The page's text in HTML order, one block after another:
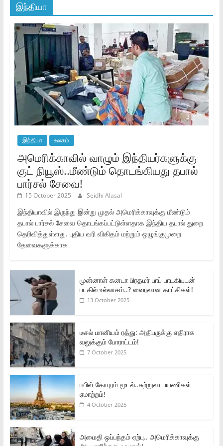
இந்தியா
இந்தியா உலகம்
அமெரிக்காவில் வாழும் இந்தியர்களுக்கு
குட் நியூஸ்..மீண்டும் தொடங்கியது தபால்
பார்சல் சேவை!
15 October 2025 Seidhi Alasal
இந்தியாவில் இருந்து இன்று முதல் அமெரிக்காவுக்கு மீண்டும்
தபால் பார்சல் சேவை தொடங்கப்பட்டுள்ளதாக இந்திய தபால் துறை
தெரிவித்துள்ளது. புதிய வரி விகிதம் மற்றும் ஒழுங்குமுறை
தேவைகளுக்காக
முன்னாள் கனடா பிரதமர் பாப் பாடகியுடன்
படகில் உல்லாசம்..? வைரலான காட்சிகள்!
13 October 2025
டீசல் மானியம் ரத்து: அதிபருக்கு எதிராக
வலுக்கும் போராட்டம்!
7 October 2025
ஈபிள் கோபுரம் மூடல்..சுற்றுலா பயணிகள்
ஏமாற்றம்!
4 October 2025
அமைதி ஒப்பந்தம் ஏற்பு.. அமெரிக்காவுக்கு